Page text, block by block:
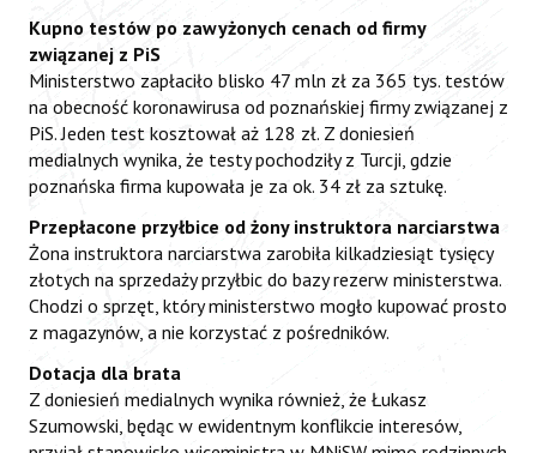
Kupno testów po zawyżonych cenach od firmy
związanej z PiS
Ministerstwo zapłaciło blisko 47 mln zł za 365 tys. testów
na obecność koronawirusa od poznańskiej firmy związanej z
PiS. Jeden test kosztował aż 128 zł. Z doniesień
medialnych wynika, że testy pochodziły z Turcji, gdzie
poznańska firma kupowała je za ok. 34 zł za sztukę.
Przepłacone przyłbice od żony instruktora narciarstwa
Żona instruktora narciarstwa zarobiła kilkadziesiąt tysięcy
złotych na sprzedaży przyłbic do bazy rezerw ministerstwa.
Chodzi o sprzęt, który ministerstwo mogło kupować prosto
z magazynów, a nie korzystać z pośredników.
Dotacja dla brata
Z doniesień medialnych wynika również, że Łukasz
Szumowski, będąc w ewidentnym konflikcie interesów,